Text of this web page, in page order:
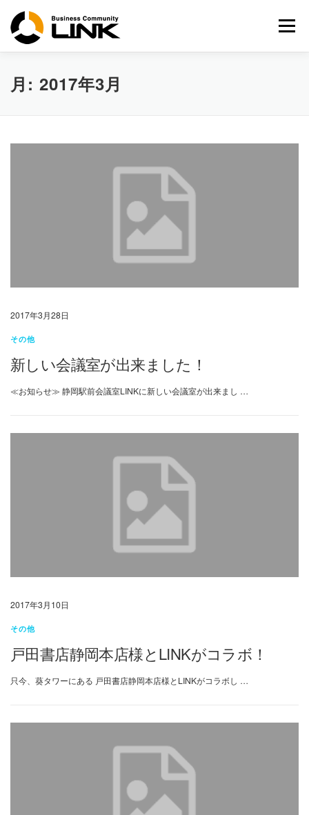
メニュー
月: 2017年3月
2017年3月28日
その他
新しい会議室が出来ました！
≪お知らせ≫ 静岡駅前会議室LINKに新しい会議室が出来まし …
2017年3月10日
その他
戸田書店静岡本店様とLINKがコラボ！
只今、葵タワーにある 戸田書店静岡本店様とLINKがコラボし …